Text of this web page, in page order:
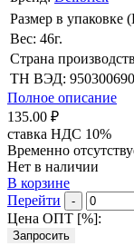
Размер в
Вес: 46г.
Страна
ТН ВЭД:
Полное описание
135.00 ₽
ставка НДС 10%
Временно
Нет в наличии
В корзине
Перейти
-
Цена ОПТ [%]:
Запросить